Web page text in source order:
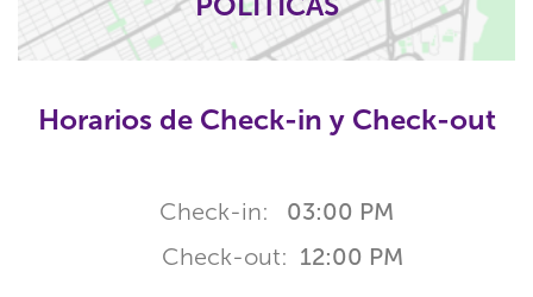
Horarios de Check-in y Check-out
Check-in: 03:00 PM
Check-out: 12:00 PM